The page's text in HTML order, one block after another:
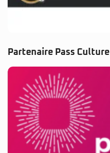
Partenaire Pass Culture